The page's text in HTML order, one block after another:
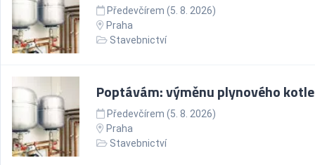
Předevčírem (5. 8. 2026)
Praha
Stavebnictví
Poptávám: výměnu plynového kotle
Předevčírem (5. 8. 2026)
Praha
Stavebnictví